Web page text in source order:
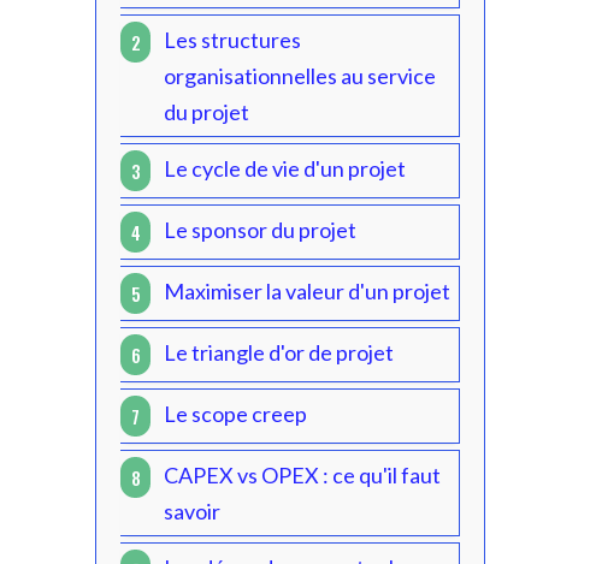
2
Les structures
organisationnelles au service
du projet
3 Le cycle de vie d'un projet
4 Le sponsor du projet
5 Maximiser la valeur d'un projet
6 Le triangle d'or de projet
7 Le scope creep
8
CAPEX vs OPEX : ce qu'il faut
savoir